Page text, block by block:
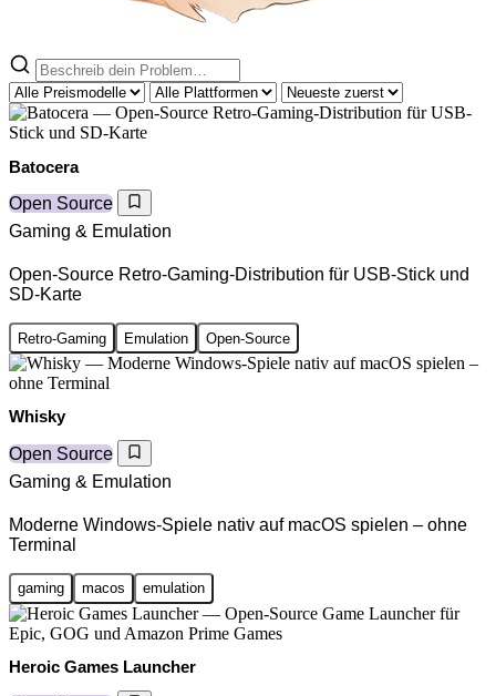
Batocera
Open Source
Gaming & Emulation
Open-Source Retro-Gaming-Distribution für USB-Stick und
SD-Karte
Retro-Gaming Emulation Open-Source
Whisky
Open Source
Gaming & Emulation
Moderne Windows-Spiele nativ auf macOS spielen – ohne
Terminal
gaming macos emulation
Heroic Games Launcher